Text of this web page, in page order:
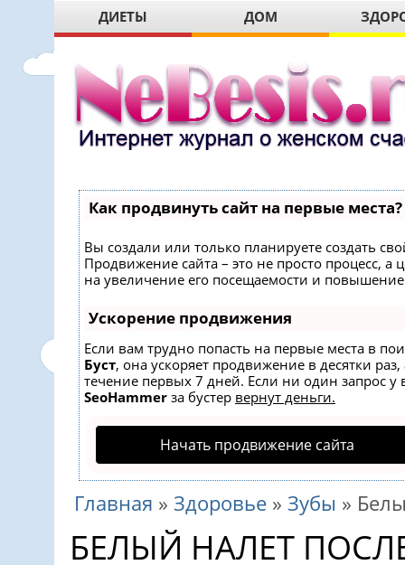
ДИЕТЫ ДОМ
Как продвинуть сайт на первые места?
Вы создали или только планируете создать
Продвижение сайта – это не просто процесс,
на увеличение его посещаемости и
Ускорение продвижения
Если вам трудно попасть на первые места в
Буст, она ускоряет продвижение в десятки
течение первых 7 дней. Если ни один запрос у
SeoHammer за бустер вернут деньги.
Начать продвижение сайта
Главная » Здоровье » Зубы »
БЕЛЫЙ НАЛЕТ